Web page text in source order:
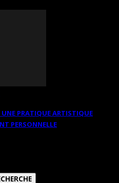
PRATIQUE ARTISTIQUE
PERSONNELLE